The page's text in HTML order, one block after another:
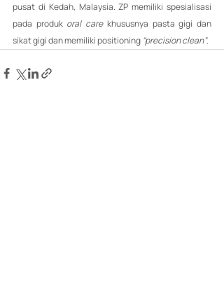
pusat di Kedah, Malaysia. ZP memiliki spesialisasi
pada produk oral care khususnya pasta gigi dan
sikat gigi dan memiliki positioning “precision clean”.